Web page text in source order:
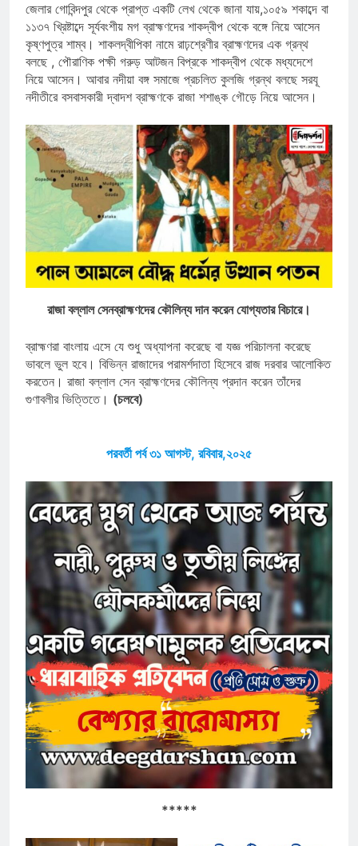
জেলার গোবিন্দপুর থেকে প্রাপ্ত একটি লেখ থেকে জানা যায়,১০৫৯ শকাব্দে বা
১১৩৭ খ্রিষ্টাব্দে সূর্যবংশীয় মগ ব্রাহ্মণদের শাকদ্বীপ থেকে বঙ্গে নিয়ে আসেন
কৃষ্ণপুত্র শাম্ব। শাকলদ্বীপিকা নামে রাঢ়শ্রেণীর ব্রাহ্মণদের এক গ্রন্থ
বলছে , পৌরাণিক পক্ষী গরুড় আটজন বিপ্রকে শাকদ্বীপ থেকে মধ্যদেশে
নিয়ে আসেন। আবার নদীয়া বঙ্গ সমাজে প্রচলিত কুলজি গ্রন্থ বলছে সরযূ
নদীতীরে বসবাসকারী দ্বাদশ ব্রাহ্মণকে রাজা শশাঙ্ক গৌড়ে নিয়ে আসেন।
রাজা বল্লাল সেনব্রাহ্মণদের কৌলিন্য দান করেন যোগ্যতার বিচারে।
ব্রাহ্মণরা বাংলায় এসে যে শুধু অধ্যাপনা করেছে বা যজ্ঞ পরিচালনা করেছে
ভাবলে ভুল হবে। বিভিন্ন রাজাদের পরামর্শদাতা হিসেবে রাজ দরবার আলোকিত
করতেন। রাজা বল্লাল সেন ব্রাহ্মণদের কৌলিন্য প্রদান করেন তাঁদের
গুণাবলীর ভিত্তিতে। (চলবে)
পরবর্তী পর্ব ৩১ আগস্ট, রবিবার,২০২৫
*****